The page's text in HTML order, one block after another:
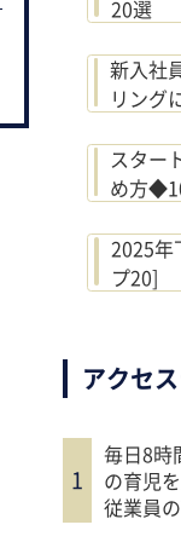
20選
新入社
リング
スター
め方
2025年
プ20]
アクセ
毎日8時
の育児
従業員